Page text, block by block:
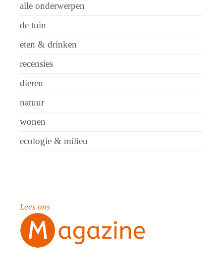
alle onderwerpen
de tuin
eten & drinken
recensies
dieren
natuur
wonen
ecologie & milieu
Lees ons